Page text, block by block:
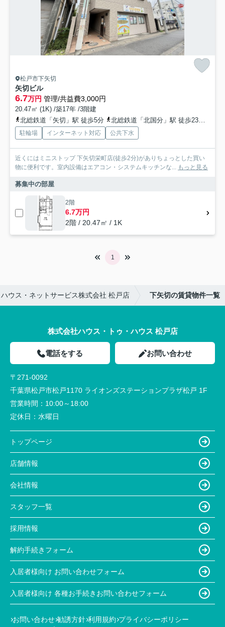
松戸市下矢切
矢切ビル
6.7万円 管理/共益費3,000円
20.47㎡ (1K) /築17年 /3階建
北総鉄道「矢切」駅 徒歩5分
北総鉄道「北国分」駅 徒歩23分
駐輪場 インターネット対応 公共下水
近くにはミニストップ 下矢切栄町店(徒歩2分)がありちょっとした買い
物に便利です。室内設備はエアコン・システムキッチンな... もっと見る
募集中の部屋
2階
6.7万円
2階 / 20.47㎡ / 1K
1
ウス・ネットサービス株式会社 松戸店 下矢切の賃貸物件一覧
株式会社ハウス・トゥ・ハウス 松戸店
電話をする お問い合わせ
〒271-0092
千葉県松戸市松戸1170 ライオンズステーションプラザ松戸 1F
営業時間： 10:00～18:00
定休日： 水曜日
トップページ
店舗情報
会社情報
スタッフ一覧
採用情報
解約手続きフォーム
入居者様向け お問い合わせフォーム
入居者様向け 各種お手続きお問い合わせフォーム
お問い合わせ 勧誘方針 利用規約 プライバシーポリシー